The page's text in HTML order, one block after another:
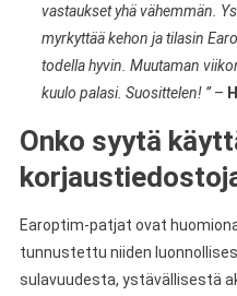
vastaukset yhä vähemmän.
myrkyttää kehon ja tilasin
todella hyvin. Muutaman
kuulo palasi. Suosittelen! ”–
Onko syytä
Earoptim-patjat ovat
tunnustettu niiden
sulavuudesta, ystävällisestä